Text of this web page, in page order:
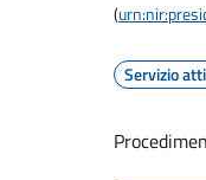
(
Servizio